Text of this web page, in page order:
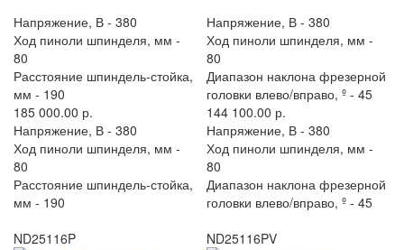
Напряжение, В - 380
Ход пиноли шпинделя, мм -
80
Расстояние шпиндель-стойка,
мм - 190
185 000.00 р.
Напряжение, В - 380
Ход пиноли шпинделя, мм -
80
Расстояние шпиндель-стойка,
мм - 190
Напряжение, В - 380
Ход пиноли шпинделя, мм -
80
Диапазон наклона фрезерной
головки влево/вправо, º - 45
144 100.00 р.
Напряжение, В - 380
Ход пиноли шпинделя, мм -
80
Диапазон наклона фрезерной
головки влево/вправо, º - 45
ND25116P
ND25116PV